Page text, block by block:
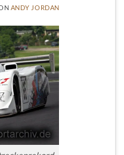
ANDY JORDAN